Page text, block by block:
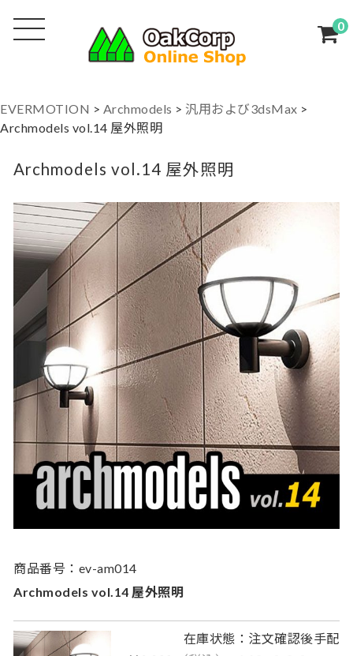
0
EVERMOTION > Archmodels > 汎用および3dsMax >
Archmodels vol.14 屋外照明
Archmodels vol.14 屋外照明
商品番号：ev-am014
Archmodels vol.14 屋外照明
在庫状態：注文確認後手配